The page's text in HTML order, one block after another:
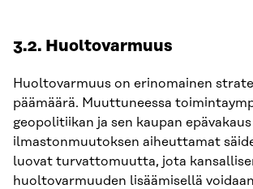
3.2. Huoltovarmuus
Huoltovarmuus on erinomainen
päämäärä. Muuttuneessa
geopolitiikan ja sen kaupan epävakaus
ilmastonmuutoksen aiheuttamat
luovat turvattomuutta, jota
huoltovarmuuden lisäämisellä